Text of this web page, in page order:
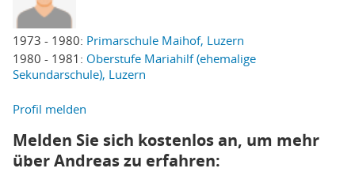
1973 - 1980: Primarschule Maihof, Luzern
1980 - 1981: Oberstufe Mariahilf (ehemalige
Sekundarschule), Luzern
Profil melden
Melden Sie sich kostenlos an, um mehr
über Andreas zu erfahren: